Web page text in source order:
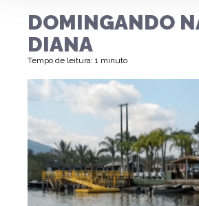
DOMINGANDO
DIANA
Tempo de leitura: 1 minuto